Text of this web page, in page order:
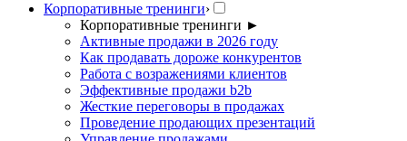
Корпоративные тренинги›
Корпоративные тренинги ►
Активные продажи в 2026 году
Как продавать дороже конкурентов
Работа с возражениями клиентов
Эффективные продажи b2b
Жесткие переговоры в продажах
Проведение продающих презентаций